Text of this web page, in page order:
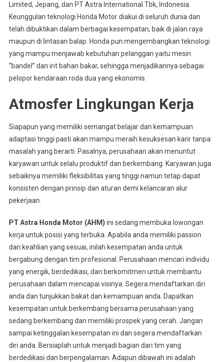
Limited, Jepang, dan PT Astra International Tbk, Indonesia.
Keunggulan teknologi Honda Motor diakui di seluruh dunia dan
telah dibuktikan dalam berbagai kesempatan, baik di jalan raya
maupun di lintasan balap. Honda pun mengembangkan teknologi
yang mampu menjawab kebutuhan pelanggan yaitu mesin
“bandel” dan irit bahan bakar, sehingga menjadikannya sebagai
pelopor kendaraan roda dua yang ekonomis.
Atmosfer Lingkungan Kerja
Siapapun yang memiliki semangat belajar dan kemampuan
adaptasi tinggi pasti akan mampu meraih kesuksesan karir tanpa
masalah yang berarti. Pasalnya, perusahaan akan menuntut
karyawan untuk selalu produktif dan berkembang. Karyawan juga
sebaiknya memiliki fleksibilitas yang tinggi namun tetap dapat
konsisten dengan prinsip dan aturan demi kelancaran alur
pekerjaan.
PT Astra Honda Motor (AHM) ini sedang membuka lowongan
kerja untuk posisi yang terbuka. Apabila anda memiliki passion
dan keahlian yang sesuai, inilah kesempatan anda untuk
bergabung dengan tim profesional. Perusahaan mencari individu
yang energik, berdedikasi, dan berkomitmen untuk membantu
perusahaan dalam mencapai visinya. Segera mendaftarkan diri
anda dan tunjukkan bakat dan kemampuan anda. Dapatkan
kesempatan untuk berkembang bersama perusahaan yang
sedang berkembang dan memiliki prospek yang cerah. Jangan
sampai ketinggalan kesempatan ini dan segera mendaftarkan
diri anda. Bersiaplah untuk menjadi bagian dari tim yang
berdedikasi dan berpengalaman. Adapun dibawah ini adalah